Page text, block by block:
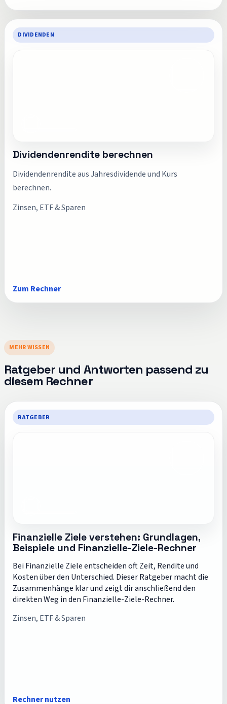
DIVIDENDEN
Dividendenrendite berechnen
Dividendenrendite aus Jahresdividende und Kurs
berechnen.
Zinsen, ETF & Sparen
Zum Rechner
MEHR WISSEN
Ratgeber und Antworten passend zu
diesem Rechner
RATGEBER
Finanzielle Ziele verstehen: Grundlagen,
Beispiele und Finanzielle-Ziele-Rechner
Bei Finanzielle Ziele entscheiden oft Zeit, Rendite und
Kosten über den Unterschied. Dieser Ratgeber macht die
Zusammenhänge klar und zeigt dir anschließend den
direkten Weg in den Finanzielle-Ziele-Rechner.
Zinsen, ETF & Sparen
Rechner nutzen